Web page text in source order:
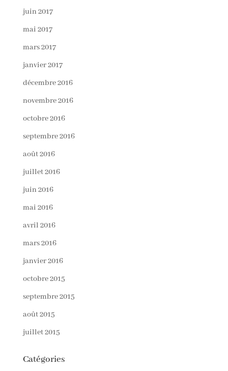
juin 2017
mai 2017
mars 2017
janvier 2017
décembre 2016
novembre 2016
octobre 2016
septembre 2016
août 2016
juillet 2016
juin 2016
mai 2016
avril 2016
mars 2016
janvier 2016
octobre 2015
septembre 2015
août 2015
juillet 2015
Catégories